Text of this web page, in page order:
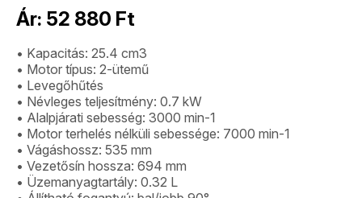
Ár: 52 880 Ft
• Kapacitás: 25.4 cm3
• Motor típus: 2-ütemű
• Levegőhűtés
• Névleges teljesítmény: 0.7 kW
• Alalpjárati sebesség: 3000 min-1
• Motor terhelés nélküli sebessége: 7000 min-1
• Vágáshossz: 535 mm
• Vezetősín hossza: 694 mm
• Üzemanyagtartály: 0.32 L